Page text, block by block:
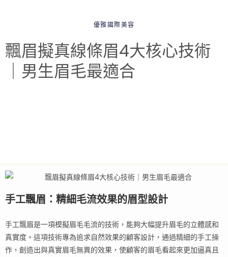
優雅國際美容
飄眉擬真線條眉4大核心技術
｜男生眉毛最適合
手工飄眉：精細毛流效果的眉型設計
手工飄眉是一項模擬眉毛毛流的技術，能夠大幅提升眉毛的立體感和
真實度。這項技術專為追求自然效果的顧客設計，通過精細的手工操
作，創造出與真實眉毛無異的效果，使顧客的眉毛看起來更加逼真且